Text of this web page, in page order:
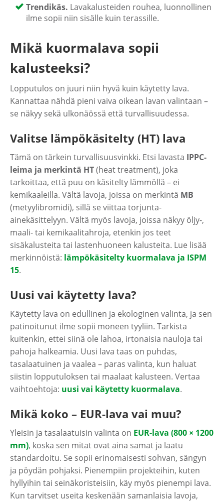
Trendikäs. Lavakalusteiden rouhea, luonnollinen
ilme sopii niin sisälle kuin terassille.
Mikä kuormalava sopii
kalusteeksi?
Lopputulos on juuri niin hyvä kuin käytetty lava.
Kannattaa nähdä pieni vaiva oikean lavan valintaan –
se näkyy sekä ulkonäössä että turvallisuudessa.
Valitse lämpökäsitelty (HT) lava
Tämä on tärkein turvallisuusvinkki. Etsi lavasta IPPC-
leima ja merkintä HT(heat treatment), joka
tarkoittaa, että puu on käsitelty lämmöllä – ei
kemikaaleilla. Vältä lavoja, joissa on merkintä MB
(metyylibromidi), sillä se viittaa torjunta-
ainekäsittelyyn. Vältä myös lavoja, joissa näkyy öljy-,
maali- tai kemikaalitahroja, etenkin jos teet
sisäkalusteita tai lastenhuoneen kalusteita. Lue lisää
merkinnöistä: lämpökäsitelty kuormalava ja ISPM
15.
Uusi vai käytetty lava?
Käytetty lava on edullinen ja ekologinen valinta, ja sen
patinoitunut ilme sopii moneen tyyliin. Tarkista
kuitenkin, ettei siinä ole lahoa, irtonaisia nauloja tai
pahoja halkeamia. Uusi lava taas on puhdas,
tasalaatuinen ja vaalea – paras valinta, kun haluat
siistin lopputuloksen tai maalaat kalusteen. Vertaa
vaihtoehtoja: uusi vai käytetty kuormalava.
Mikä koko – EUR-lava vai muu?
Yleisin ja tasalaatuisin valinta on EUR-lava (800 × 1200
mm), koska sen mitat ovat aina samat ja laatu
standardoitu. Se sopii erinomaisesti sohvan, sängyn
ja pöydän pohjaksi. Pienempiin projekteihin, kuten
hyllyihin tai seinäkoristeisiin, käy myös pienempi lava.
Kun tarvitset useita keskenään samanlaisia lavoja,